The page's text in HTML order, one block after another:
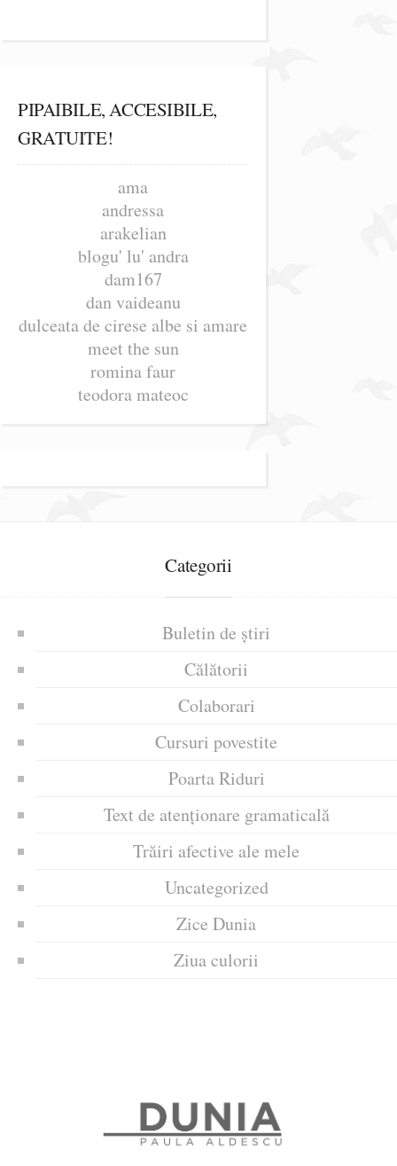
PIPAIBILE, ACCESIBILE,
GRATUITE!
ama
andressa
arakelian
blogu' lu' andra
dam167
dan vaideanu
dulceata de cirese albe si amare
meet the sun
romina faur
teodora mateoc
Categorii
Buletin de știri
Călătorii
Colaborari
Cursuri povestite
Poarta Riduri
Text de atenționare gramaticală
Trăiri afective ale mele
Uncategorized
Zice Dunia
Ziua culorii